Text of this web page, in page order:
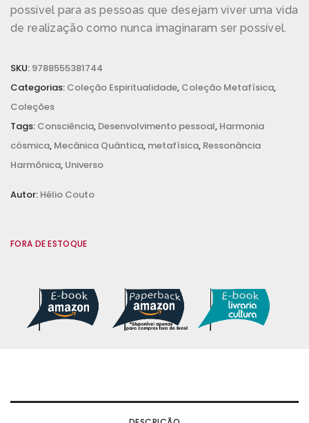
possível para as pessoas que desejam viver uma vida
de realização como nunca imaginaram ser possível.
SKU: 9788555381744
Categorias: Coleção Espiritualidade, Coleção Metafísica,
Coleções
Tags: Consciência, Desenvolvimento pessoal, Harmonia
cósmica, Mecânica Quântica, metafísica, Ressonância
Harmônica, Universo
Autor: Hélio Couto
FORA DE ESTOQUE